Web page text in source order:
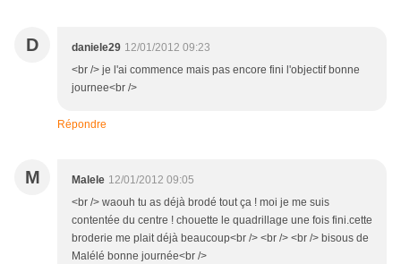
D daniele29 12/01/2012 09:23
<br /> je l'ai commence mais pas encore fini l'objectif bonne
journee<br />
Répondre
M Malele 12/01/2012 09:05
<br /> waouh tu as déjà brodé tout ça ! moi je me suis
contentée du centre ! chouette le quadrillage une fois fini.cette
broderie me plait déjà beaucoup<br /> <br /> <br /> bisous de
Malélé bonne journée<br />